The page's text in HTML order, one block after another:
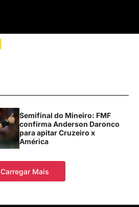
Semifinal do Mineiro: FMF
confirma Anderson Daronco
para apitar Cruzeiro x
América
Carregar Mais